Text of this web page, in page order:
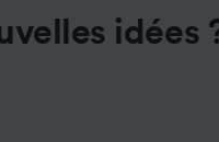
idées